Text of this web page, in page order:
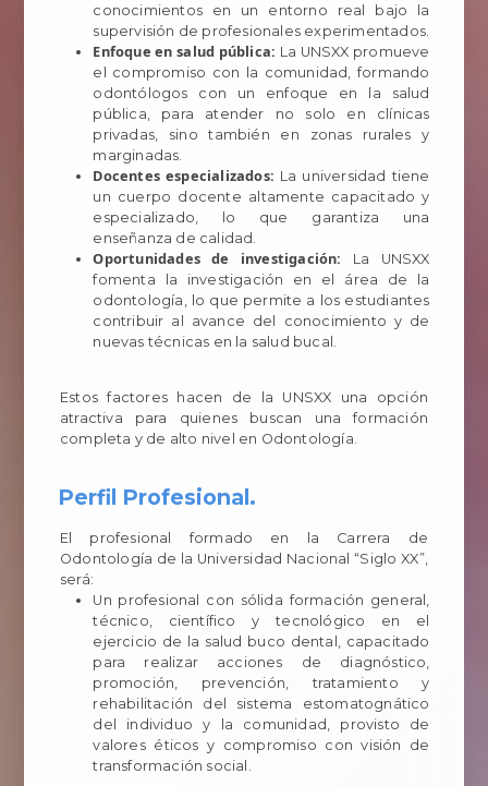
conocimientos en un entorno real bajo la
supervisión de profesionales experimentados.
Enfoque en salud pública: La UNSXX promueve
el compromiso con la comunidad, formando
odontólogos con un enfoque en la salud
pública, para atender no solo en clínicas
privadas, sino también en zonas rurales y
marginadas.
Docentes especializados: La universidad tiene
un cuerpo docente altamente capacitado y
especializado, lo que garantiza una
enseñanza de calidad.
Oportunidades de investigación:
La UNSXX
fomenta la investigación en el área de la
odontología, lo que permite a los estudiantes
contribuir al avance del conocimiento y de
nuevas técnicas en la salud bucal.
Estos factores hacen de la UNSXX una opción
atractiva para quienes buscan una formación
completa y de alto nivel en Odontología.
Perfil Profesional.
El profesional formado en la Carrera de
Odontología de la Universidad Nacional “Siglo XX”,
será:
Un profesional con sólida formación general,
técnico, científico y tecnológico en el
ejercicio de la salud buco dental, capacitado
para realizar acciones de diagnóstico,
promoción, prevención, tratamiento y
rehabilitación del sistema estomatognático
del individuo y la comunidad, provisto de
valores éticos y compromiso con visión de
transformación social.